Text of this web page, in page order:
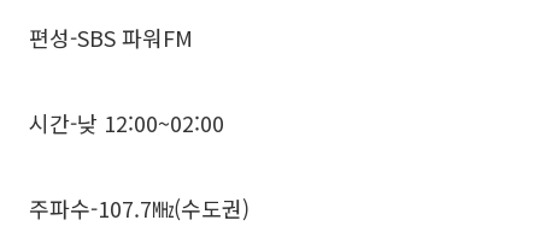
편성-SBS 파워FM
시간-낮 12:00~02:00
주파수-107.7㎒(수도권)